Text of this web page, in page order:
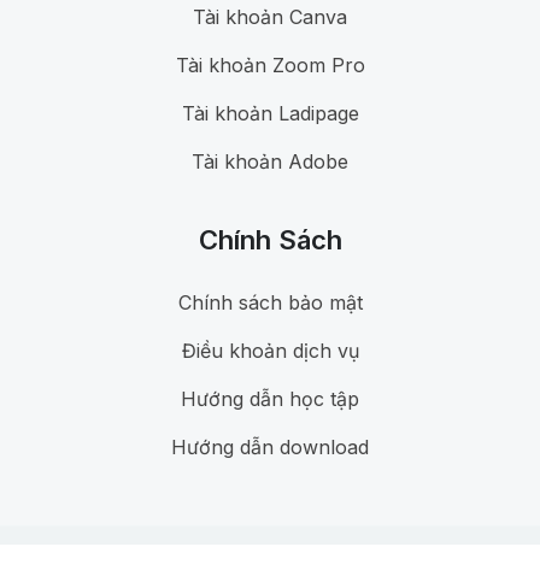
Tài khoản Canva
Tài khoản Zoom Pro
Tài khoản Ladipage
Tài khoản Adobe
Chính Sách
Chính sách bảo mật
Điều khoản dịch vụ
Hướng dẫn học tập
Hướng dẫn download